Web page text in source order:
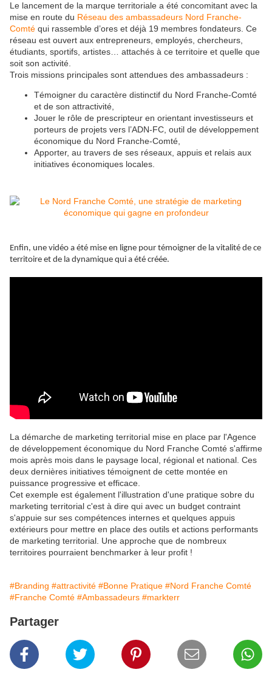
Le lancement de la marque territoriale a été concomitant avec la
mise en route du Réseau des ambassadeurs Nord Franche-
Comté qui rassemble d’ores et déjà 19 membres fondateurs. Ce
réseau est ouvert aux entrepreneurs, employés, chercheurs,
étudiants, sportifs, artistes… attachés à ce territoire et quelle que
soit son activité.
Trois missions principales sont attendues des ambassadeurs :
Témoigner du caractère distinctif du Nord Franche-Comté
et de son attractivité,
Jouer le rôle de prescripteur en orientant investisseurs et
porteurs de projets vers l’ADN-FC, outil de développement
économique du Nord Franche-Comté,
Apporter, au travers de ses réseaux, appuis et relais aux
initiatives économiques locales.
Enfin, une vidéo a été mise en ligne pour témoigner de la vitalité de ce
territoire et de la dynamique qui a été créée.
La démarche de marketing territorial mise en place par l'Agence
de développement économique du Nord Franche Comté s'affirme
mois après mois dans le paysage local, régional et national. Ces
deux dernières initiatives témoignent de cette montée en
puissance progressive et efficace.
Cet exemple est également l'illustration d'une pratique sobre du
marketing territorial c'est à dire qui avec un budget contraint
s'appuie sur ses compétences internes et quelques appuis
extérieurs pour mettre en place des outils et actions performants
de marketing territorial. Une approche que de nombreux
territoires pourraient benchmarker à leur profit !
#Branding #attractivité #Bonne Pratique #Nord Franche Comté
#Franche Comté #Ambassadeurs #markterr
Partager